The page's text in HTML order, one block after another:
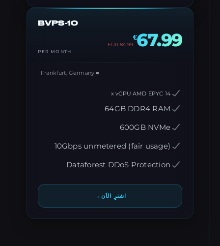
BVPS-10
€67.99
84.99
EUR
PER MONTH
14 x vCPU AMD EPYC
64GB DDR4 RAM
600GB NVMe
10Gbps unmetered (fair usage)
Dataforest DDoS Protection
اشترِ الآن→